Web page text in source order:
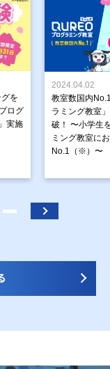
を
ログ
実施
2024.04.02
教室数国内
ラミング教室
破！ 〜小学生
ミング教室に
No.1（※）〜